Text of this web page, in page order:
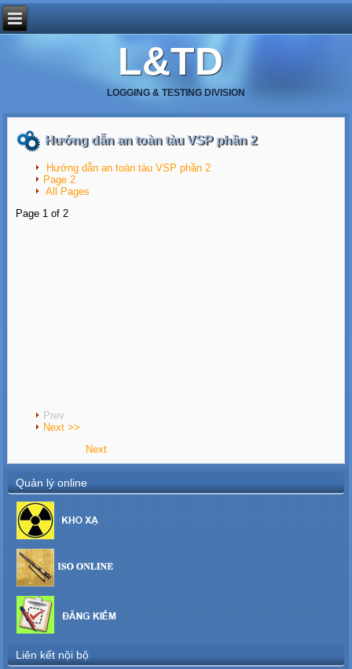
L&TD
LOGGING & TESTING DIVISION
Hướng dẫn an toàn tàu VSP phần 2
Hướng dẫn an toàn tàu VSP phần 2
Page 2
All Pages
Page 1 of 2
Prev
Next >>
Next
Quản lý online
Liên kết nội bộ